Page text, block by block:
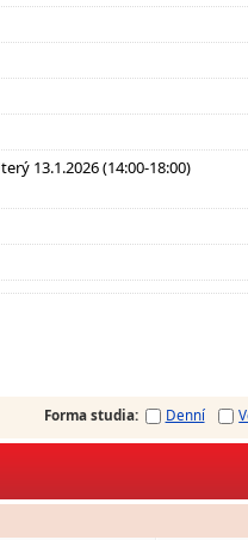
13.1.2026 (14:00-18:00)
Forma studia: Denní